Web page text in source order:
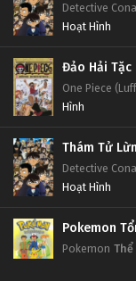
Detective
Hoạt Hình
Đảo Hải Tặc
One Piece
Hình
Thám Tử
Detective
Hoạt Hình
Pokemon
Pokemon